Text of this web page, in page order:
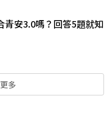
青安3.0嗎？回答5題就知
多